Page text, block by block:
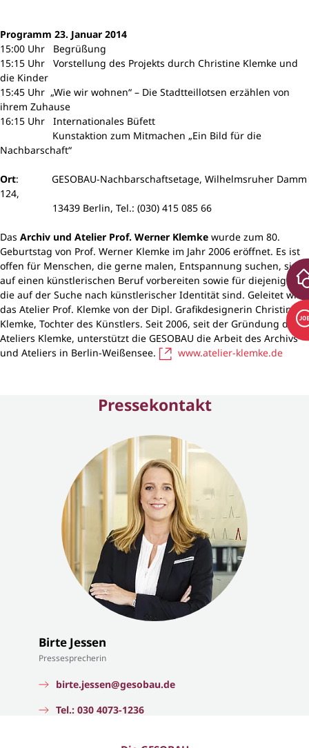
Programm 23. Januar 2014
15:00 Uhr Begrüßung
15:15 Uhr Vorstellung des Projekts durch Christine Klemke und
die Kinder
15:45 Uhr „Wie wir wohnen“ – Die Stadtteillotsen erzählen von
ihrem Zuhause
16:15 Uhr Internationales Büfett
Kunstaktion zum Mitmachen „Ein Bild für die
Nachbarschaft“
Ort: GESOBAU-Nachbarschaftsetage, Wilhelmsruher Damm
124,
13439 Berlin, Tel.: (030) 415 085 66
Das Archiv und Atelier Prof. Werner Klemke wurde zum 80.
Geburtstag von Prof. Werner Klemke im Jahr 2006 eröffnet. Es ist
offen für Menschen, die gerne malen, Entspannung suchen, sich
auf einen künstlerischen Beruf vorbereiten sowie für diejenigen,
die auf der Suche nach künstlerischer Identität sind. Geleitet wird
das Atelier Prof. Klemke von der Dipl. Grafikdesignerin Christine
Klemke, Tochter des Künstlers. Seit 2006, seit der Gründung des
Ateliers Klemke, unterstützt die GESOBAU die Arbeit des Archivs
und Ateliers in Berlin-Weißensee.
www.atelier-klemke.de
Pressekontakt
Birte Jessen
Pressesprecherin
birte.jessen@gesobau.de
Tel.: 030 4073-1236